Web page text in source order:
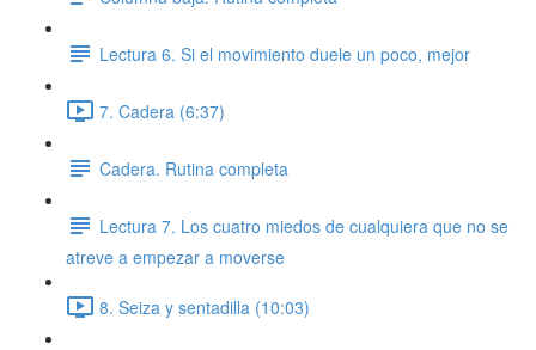
Lectura 6. Si el movimiento duele un poco, mejor
7. Cadera (6:37)
Cadera. Rutina completa
Lectura 7. Los cuatro miedos de cualquiera que no se
atreve a empezar a moverse
8. Seiza y sentadilla (10:03)